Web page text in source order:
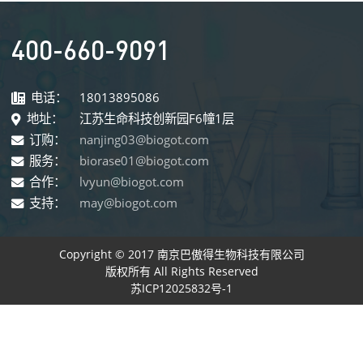
400-660-9091
电话：
18013895086
地址：
江苏生命科技创新园F6幢1层
订购：
nanjing03@biogot.com
服务：
biorase01@biogot.com
合作：
lvyun@biogot.com
支持：
may@biogot.com
Copyright © 2017 南京巴傲得生物科技有限公司
版权所有 All Rights Reserved
苏ICP12025832号-1